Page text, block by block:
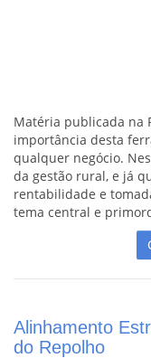
Matéria publicada na
importância desta
qualquer negócio.
da gestão rural, e já
rentabilidade e
tema central e
Alinhamento
do Repolho